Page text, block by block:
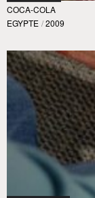
COCA-COLA
EGYPTE / 2009